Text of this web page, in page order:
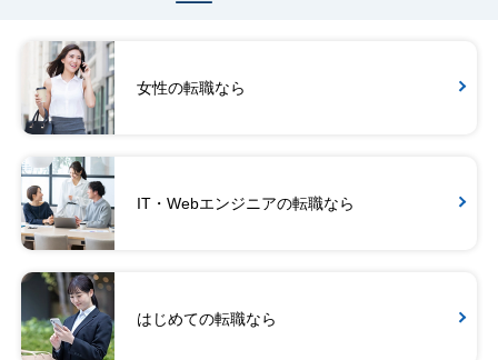
女性の転職なら
IT・Webエンジニアの転職なら
はじめての転職なら